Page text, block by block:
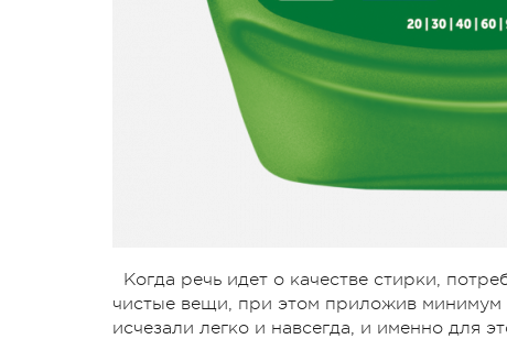
Когда речь идет о качестве стирки,
чистые вещи, при этом приложив минимум
исчезали легко и навсегда, и именно для